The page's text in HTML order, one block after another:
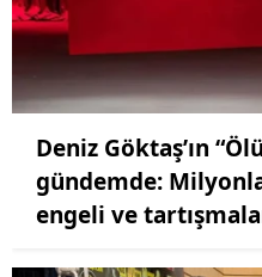
Deniz Göktaş’ın
gündemde:
engeli ve